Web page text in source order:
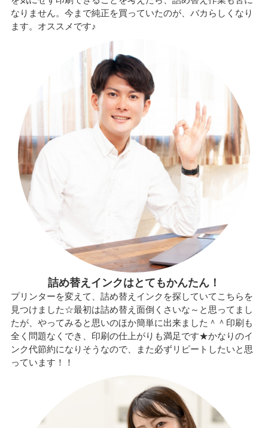
なりません。今まで純正を買っていたのが、バカらしくなり
ます。オススメです♪
詰め替えインクはとてもかんたん！
プリンターを変えて、詰め替えインクを探していてこちらを
見つけました☆最初は詰め替え面倒くさいな～と思ってまし
たが、やってみると思いのほか簡単に出来ました＾＾印刷も
全く問題なくでき、印刷の仕上がりも満足です★かなりのイ
ンク代節約になりそうなので、また必ずリピートしたいと思
っています！！